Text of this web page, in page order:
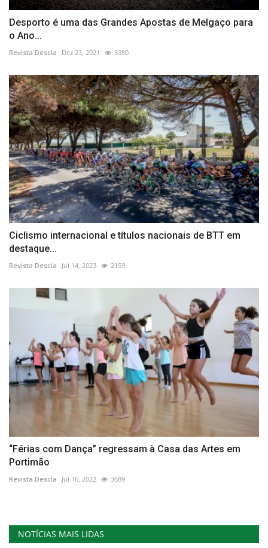
Desporto é uma das Grandes Apostas de Melgaço para
o Ano...
Revista Descla Dez 23, 2021 3380
Ciclismo internacional e títulos nacionais de BTT em
destaque...
Revista Descla Jul 14, 2023 2159
“Férias com Dança” regressam à Casa das Artes em
Portimão
Revista Descla Jul 16, 2022 3689
NOTÍCIAS MAIS LIDAS